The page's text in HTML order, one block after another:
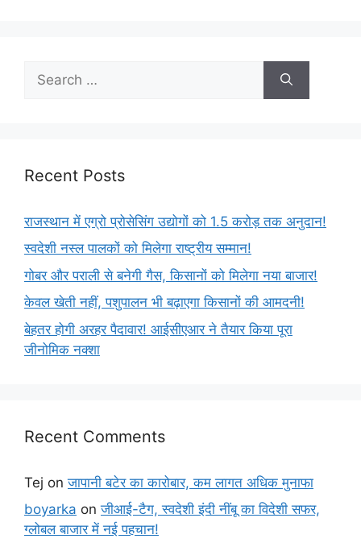
Recent Posts
राजस्थान में एग्रो प्रोसेसिंग उद्योगों को 1.5 करोड़ तक अनुदान!
स्वदेशी नस्ल पालकों को मिलेगा राष्ट्रीय सम्मान!
गोबर और पराली से बनेगी गैस, किसानों को मिलेगा नया बाजार!
केवल खेती नहीं, पशुपालन भी बढ़ाएगा किसानों की आमदनी!
बेहतर होगी अरहर पैदावार! आईसीएआर ने तैयार किया पूरा
जीनोमिक नक्शा
Recent Comments
Tej onजापानी बटेर का कारोबार, कम लागत अधिक मुनाफा
boyarka onजीआई-टैग, स्वदेशी इंदी नींबू का विदेशी सफर,
ग्लोबल बाजार में नई पहचान!